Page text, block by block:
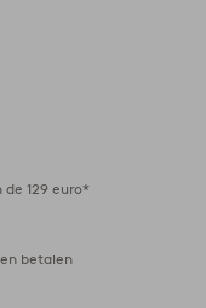
129 euro*
betalen